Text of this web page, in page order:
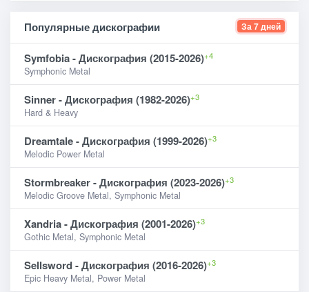
Популярные дискографии За 7 дней
Symfobia - Дискография (2015-2026)+4
Symphonic Metal
Sinner - Дискография (1982-2026)+3
Hard & Heavy
Dreamtale - Дискография (1999-2026)+3
Melodic Power Metal
Stormbreaker - Дискография (2023-2026)+3
Melodic Groove Metal, Symphonic Metal
Xandria - Дискография (2001-2026)+3
Gothic Metal, Symphonic Metal
Sellsword - Дискография (2016-2026)+3
Epic Heavy Metal, Power Metal